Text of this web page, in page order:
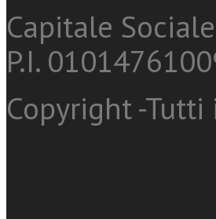
Capitale
P.I.
Copyright -